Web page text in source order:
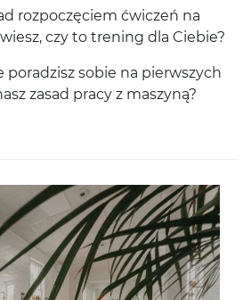
rozpoczę­ciem ćwiczeń na
czy to tren­ing dla Ciebie?
poradzisz sobie na pier­wszych
zasad pracy z maszyną?
początek Twojej przygody z